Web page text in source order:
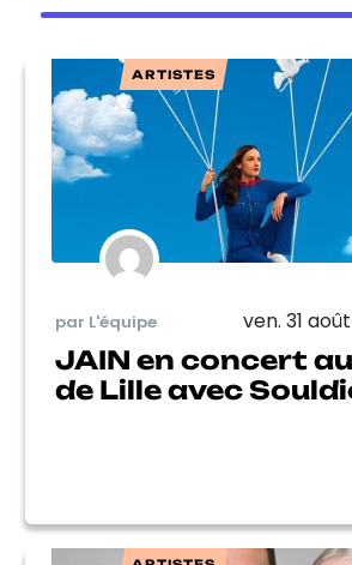
ARTISTES
par L'équipe ven. 31
JAIN en concert
de Lille avec